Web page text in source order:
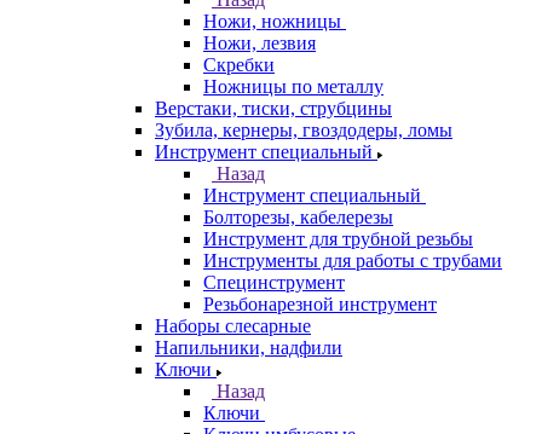
Ножи, ножницы
Ножи, лезвия
Скребки
Ножницы по металлу
Верстаки, тиски, струбцины
Зубила, кернеры, гвоздодеры, ломы
Инструмент специальный
Назад
Инструмент специальный
Болторезы, кабелерезы
Инструмент для трубной резьбы
Инструменты для работы с трубами
Специнструмент
Резьбонарезной инструмент
Наборы слесарные
Напильники, надфили
Ключи
Назад
Ключи